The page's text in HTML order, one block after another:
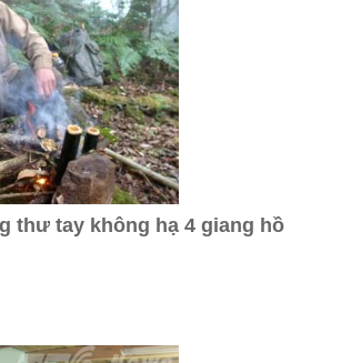
thư tay không hạ 4 giang hồ